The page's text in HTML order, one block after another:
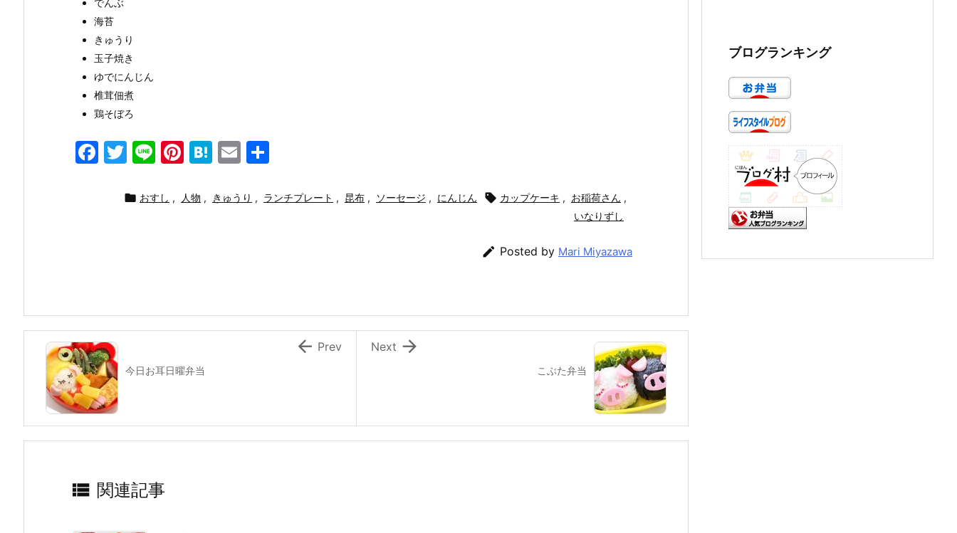
海苔
きゅうり
玉子焼き
ゆでにんじん
椎茸佃煮
鶏そぼろ
F
k
T
itt
Li
e
Pi
er
H
e
E
ai
 おすし , 人物 , きゅうり , ランチプレート , 昆布 , ソーセージ , にんじん  カップケーキ , お稲荷さん ,
いなりずし
 Posted by Mari Miyazawa
こぶた弁当

Next
今日お耳日曜弁当
 Prev
 関連記事
ブログランキング